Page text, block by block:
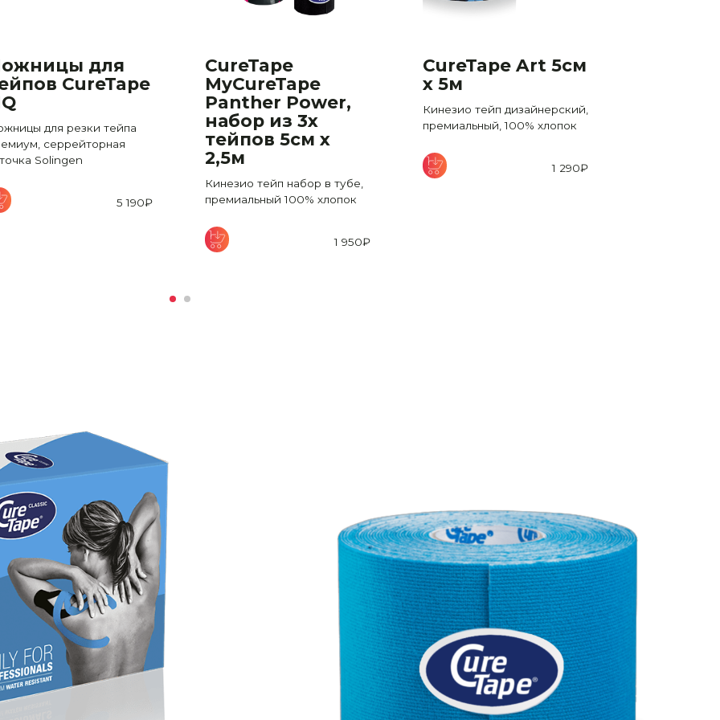
для
CureTape
для резки тейпа
серрейторная
Solingen
5 190₽
CureTape
MyCureTape
Panther Power,
набор из 3х
тейпов 5см х
2,5м
Кинезио тейп набор в тубе,
премиальный 100% хлопок
1 950₽
CureTape Art 5см
x 5м
Кинезио тейп дизайнерский,
премиальный, 100% хлопок
1 290₽